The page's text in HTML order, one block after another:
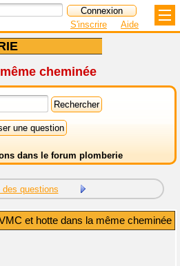
S'inscrire Aide
cheminée
dans le forum plomberie
des questions
et hotte dans la même cheminée